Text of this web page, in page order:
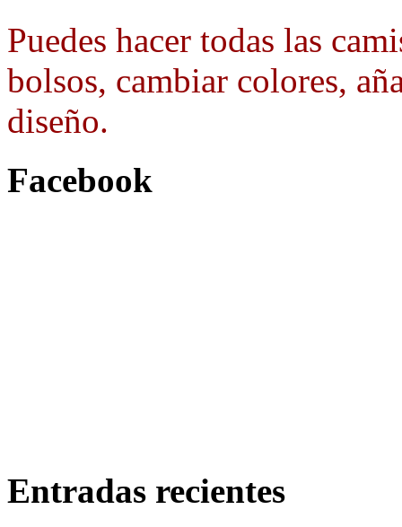
Puedes hacer todas las
bolsos, cambiar colores,
diseño.
Facebook
Entradas recientes